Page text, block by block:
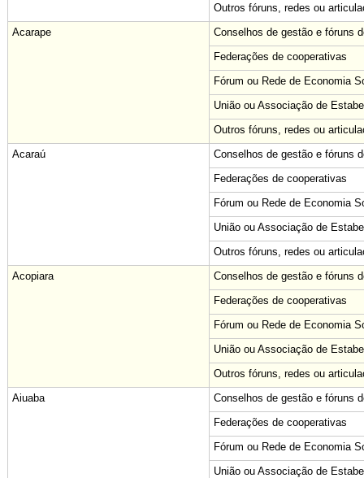
Outros fóruns, redes ou
Acarape
Conselhos de gestão e fóruns
Federações de cooperativas
Fórum ou Rede de Economia
União ou Associação de
Outros fóruns, redes ou
Acaraú
Conselhos de gestão e fóruns
Federações de cooperativas
Fórum ou Rede de Economia
União ou Associação de
Outros fóruns, redes ou
Acopiara
Conselhos de gestão e fóruns
Federações de cooperativas
Fórum ou Rede de Economia
União ou Associação de
Outros fóruns, redes ou
Aiuaba
Conselhos de gestão e fóruns
Federações de cooperativas
Fórum ou Rede de Economia
União ou Associação de